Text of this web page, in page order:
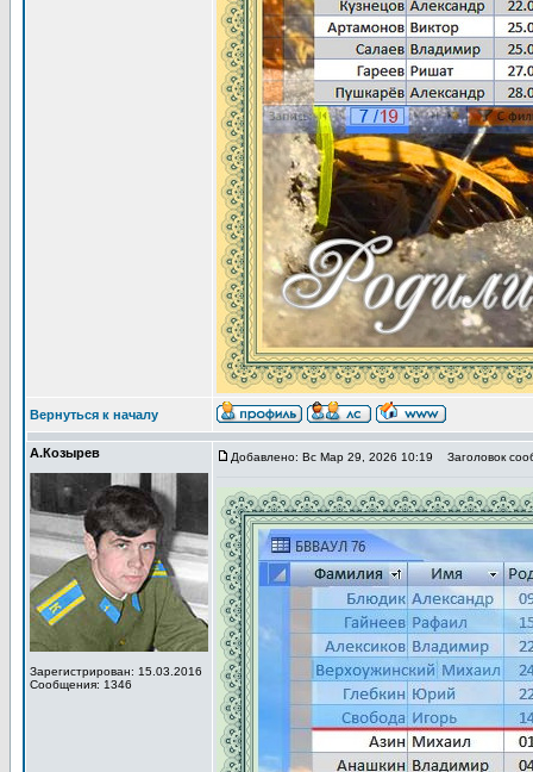
Вернуться к началу
А.Козырев
Зарегистрирован: 15.03.2016
Сообщения: 1346
Добавлено: Вс Мар 29, 2026 10:19 Заголовок